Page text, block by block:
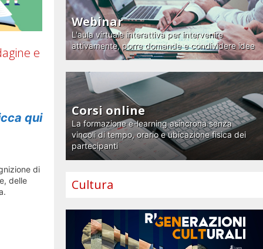
e
qui
di
delle
Webinar
L'aula virtuale interattiva per intervenire
attivamente, porre domande e condividere idee
Corsi online
La formazione e-learning asincrona senza
vincoli di tempo, orario e ubicazione fisica dei
partecipanti
Cultura